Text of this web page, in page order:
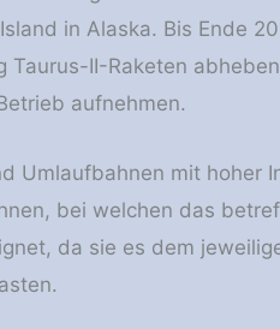
Island in Alaska. Bis Ende
Taurus-II-Raketen
aufnehmen.
Umlaufbahnen mit hoher
bei welchen das
da sie es dem